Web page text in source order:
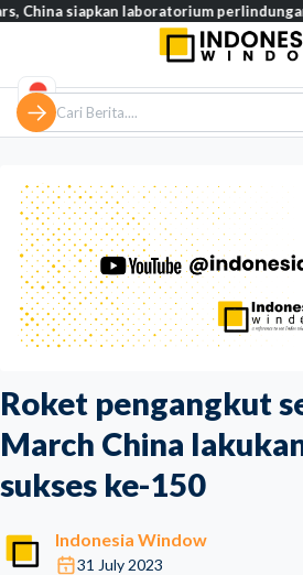
Roket pengangkut
March China
sukses ke-150
Indonesia Window
31 July 2023
siapkan laboratorium perlindungan